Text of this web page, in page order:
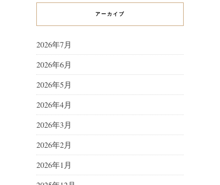
アーカイブ
2026年7月
2026年6月
2026年5月
2026年4月
2026年3月
2026年2月
2026年1月